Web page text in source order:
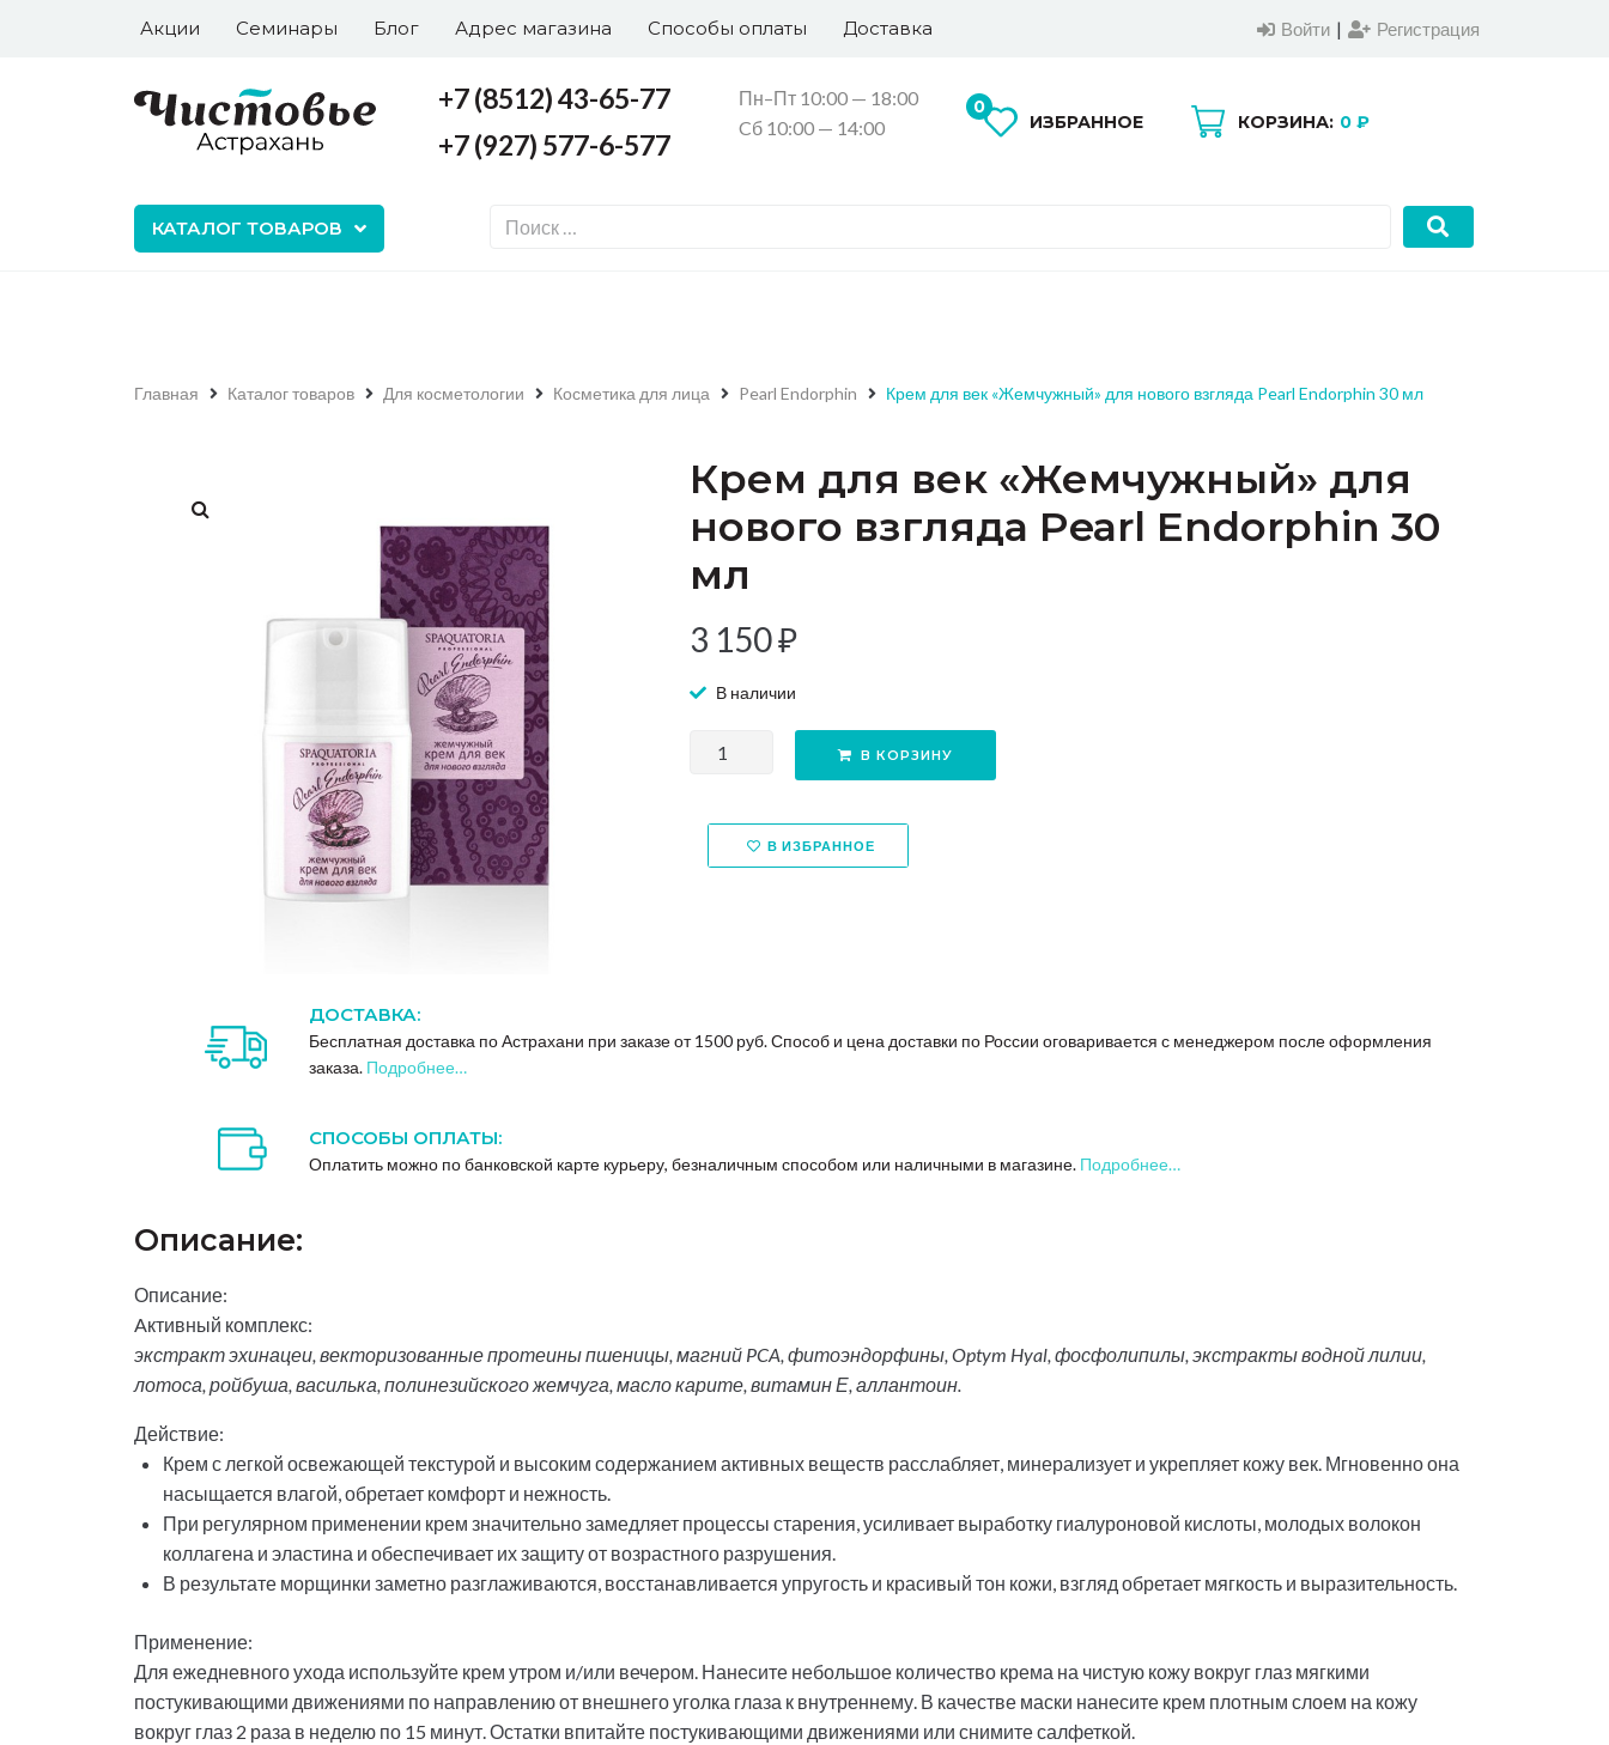
Акции Семинары Блог Адрес магазина Способы оплаты Доставка Войти | Регистрация
+7 (8512) 43-65-77
+7 (927) 577-6-577
Пн–Пт 10:00 — 18:00
Cб 10:00 — 14:00
ИЗБРАННОЕ
0
КОРЗИНА: 0 ₽
КАТАЛОГ ТОВАРОВ
+7 (927) 577-6-577
Главная Каталог товаров Для косметологии Косметика для лица Pearl Endorphin Крем для век «Жемчужный» для нового взгляда Pearl Endorphin 30 мл
Крем для век «Жемчужный» для
нового взгляда Pearl Endorphin 30
мл
3 150₽
В наличии
В КОРЗИНУ
В ИЗБРАННОЕ
ДОСТАВКА:
Бесплатная доставка по Астрахани при заказе от 1500 руб. Способ и цена доставки по России оговаривается с менеджером после оформления
заказа. Подробнее…
СПОСОБЫ ОПЛАТЫ:
Оплатить можно по банковской карте курьеру, безналичным способом или наличными в магазине. Подробнее…
Описание:
Описание:
Aктивный комплекс:
экстракт эхинацеи, векторизованные протеины пшеницы, магний PCA, фитоэндорфины, Optym Hyal, фосфолипилы, экстракты водной лилии,
лотоса, ройбуша, василька, полинезийского жемчуга, масло карите, витамин Е, аллантоин.
Действие:
Крем с легкой освежающей текстурой и высоким содержанием активных веществ расслабляет, минерализует и укрепляет кожу век. Мгновенно она
насыщается влагой, обретает комфорт и нежность.
При регулярном применении крем значительно замедляет процессы старения, усиливает выработку гиалуроновой кислоты, молодых волокон
коллагена и эластина и обеспечивает их защиту от возрастного разрушения.
В результате морщинки заметно разглаживаются, восстанавливается упругость и красивый тон кожи, взгляд обретает мягкость и выразительность.
Применение:
Для ежедневного ухода используйте крем утром и/или вечером. Нанесите небольшое количество крема на чистую кожу вокруг глаз мягкими
постукивающими движениями по направлению от внешнего уголка глаза к внутреннему. В качестве маски нанесите крем плотным слоем на кожу
вокруг глаз 2 раза в неделю по 15 минут. Остатки впитайте постукивающими движениями или снимите салфеткой.